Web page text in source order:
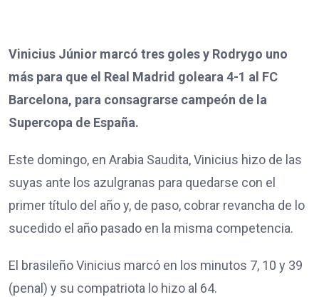
Vinicius Júnior marcó tres goles y Rodrygo uno
más para que el Real Madrid goleara 4-1 al FC
Barcelona, para consagrarse campeón de la
Supercopa de España.
Este domingo, en Arabia Saudita, Vinicius hizo de las
suyas ante los azulgranas para quedarse con el
primer título del año y, de paso, cobrar revancha de lo
sucedido el año pasado en la misma competencia.
El brasileño Vinicius marcó en los minutos 7, 10 y 39
(penal) y su compatriota lo hizo al 64.